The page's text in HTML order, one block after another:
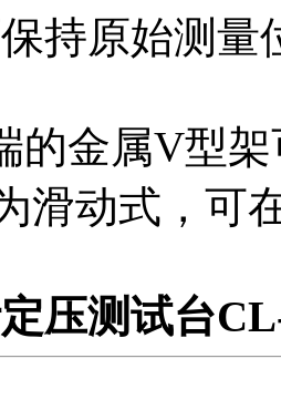
持原始测量
金属V型架
滑动式，可
压测试台